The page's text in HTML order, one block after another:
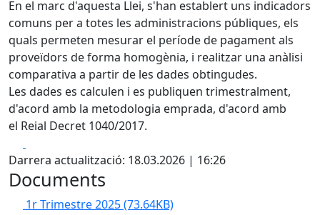
En el marc d'aquesta Llei, s'han establert uns indicadors
comuns per a totes les administracions públiques, els
quals permeten mesurar el període de pagament als
proveïdors de forma homogènia, i realitzar una anàlisi
comparativa a partir de les dades obtingudes.
Les dades es calculen i es publiquen trimestralment,
d'acord amb la metodologia emprada, d'acord amb
el Reial Decret 1040/2017.
Darrera actualització: 18.03.2026 | 16:26
Documents
1r Trimestre 2025(73.64KB)